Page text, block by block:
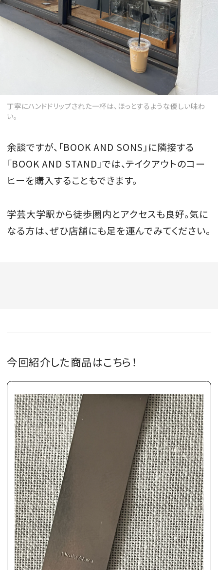
丁寧にハンドドリップされた一杯は、ほっとするような優しい味わ
い。
余談ですが、「BOOK AND SONS」に隣接する
「BOOK AND STAND」では、テイクアウトのコー
ヒーを購入することもできます。
学芸大学駅から徒歩圏内とアクセスも良好。気に
なる方は、ぜひ店舗にも足を運んでみてください。
今回紹介した商品はこちら！